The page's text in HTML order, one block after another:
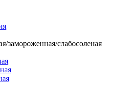
замороженная/слабосоленая